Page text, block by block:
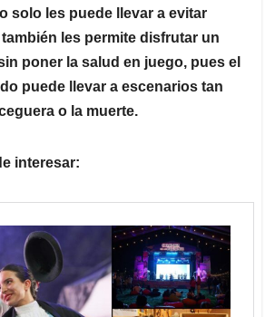
solo les puede llevar a evitar
les permite disfrutar un
poner la salud en juego, pues el
puede llevar a escenarios tan
o la muerte.
interesar: